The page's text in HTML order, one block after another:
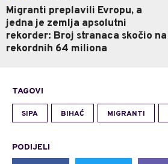
Migranti preplavili Evropu, a
jedna je zemlja apsolutni
rekorder: Broj stranaca skočio na
rekordnih 64 miliona
TAGOVI
SIPA BIHAĆ MIGRANTI
PODIJELI